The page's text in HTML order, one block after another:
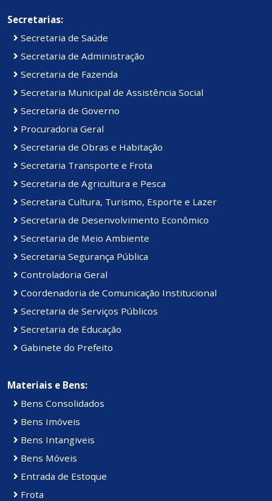
Secretarias:
Secretaria de Saúde
Secretaria de Administração
Secretaria de Fazenda
Secretaria Municipal de Assistência Social
Secretaria de Governo
Procuradoria Geral
Secretaria de Obras e Habitação
Secretaria Transporte e Frota
Secretaria de Agricultura e Pesca
Secretaria Cultura, Turismo, Esporte e Lazer
Secretaria de Desenvolvimento Econômico
Secretaria de Meio Ambiente
Secretaria Segurança Pública
Controladoria Geral
Coordenadoria de Comunicação Institucional
Secretaria de Serviços Públicos
Secretaria de Educação
Gabinete do Prefeito
Materiais e Bens:
Bens Consolidados
Bens Imóveis
Bens Intangiveis
Bens Móveis
Entrada de Estoque
Frota